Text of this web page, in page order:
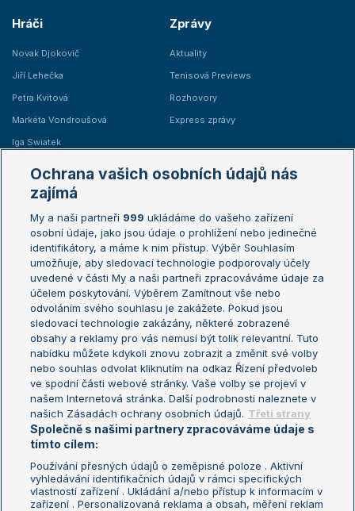
Hráči
Novak Djokovič
Jiří Lehečka
Petra Kvitová
Markéta Vondroušová
Iga Swiatek
Zprávy
Aktuality
Tenisová Previews
Rozhovory
Express zprávy
Žebříčky
Žebříček ATP (muži)
Žebříček WTA (ženy)
Sázkařský žebříček
Australian Open
French Open
Wimbledon
US Open
Turnaj mistrů
Turnaj mistryň
Aktualní trendy
Fotbalové přestupy
Livesport Daily
LS Prague Open
Podmínky užití
Nastavení soukromí
Ochrana vašich osobních údajů nás
zajímá
My a naši partneři 999 ukládáme do vašeho zařízení
osobní údaje, jako jsou údaje o prohlížení nebo jedinečné
identifikátory, a máme k nim přístup. Výběr Souhlasím
umožňuje, aby sledovací technologie podporovaly účely
uvedené v části My a naši partneři zpracováváme údaje za
účelem poskytování. Výběrem Zamítnout vše nebo
odvoláním svého souhlasu je zakážete. Pokud jsou
sledovací technologie zakázány, některé zobrazené
obsahy a reklamy pro vás nemusí být tolik relevantní. Tuto
nabídku můžete kdykoli znovu zobrazit a změnit své volby
nebo souhlas odvolat kliknutím na odkaz Řízení předvoleb
ve spodní části webové stránky. Vaše volby se projeví v
našem Internetová stránka. Další podrobnosti naleznete v
našich Zásadách ochrany osobních údajů. Třetí strany
Společně s našimi partnery zpracováváme údaje s
tímto cílem:
Používání přesných údajů o zeměpisné poloze . Aktivní
vyhledávání identifikačních údajů v rámci specifických
vlastností zařízení . Ukládání a/nebo přístup k informacím v
zařízení . Personalizovaná reklama a obsah, měření reklam